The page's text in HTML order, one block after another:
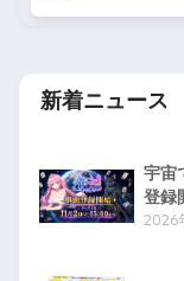
新着ニュース
宇宙
登録
2026